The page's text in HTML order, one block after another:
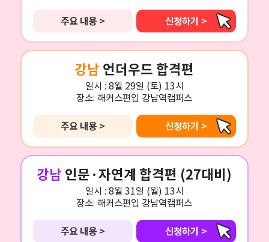
주요 내용 > 신청하기 >
강남 언더우드 합격편
일시 : 8월 29일 (토) 13시
장소: 해커스편입 강남역캠퍼스
주요 내용 > 신청하기 >
강남 인문·자연계 합격편 (27대비)
일시 : 8월 31일 (월) 13시
장소: 해커스편입 강남역캠퍼스
주요 내용 > 신청하기 >